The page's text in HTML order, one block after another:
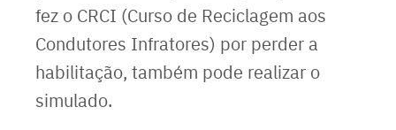
fez o CRCI (Curso de Reciclagem aos
Condutores Infratores) por perder a
habilitação, também pode realizar o
simulado.